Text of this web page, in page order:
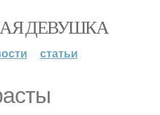
ДЕВУШКА
статьи